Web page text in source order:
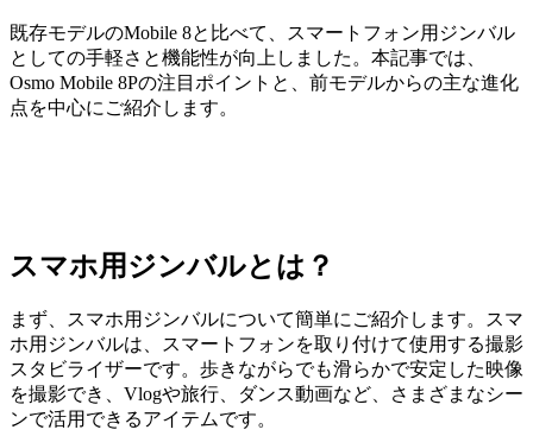
既存モデルのMobile 8と比べて、スマートフォン用ジンバル
としての手軽さと機能性が向上しました。本記事では、
Osmo Mobile 8Pの注目ポイントと、前モデルからの主な進化
点を中心にご紹介します。
スマホ用ジンバルとは？
まず、スマホ用ジンバルについて簡単にご紹介します。スマ
ホ用ジンバルは、スマートフォンを取り付けて使用する撮影
スタビライザーです。歩きながらでも滑らかで安定した映像
を撮影でき、Vlogや旅行、ダンス動画など、さまざまなシー
ンで活用できるアイテムです。